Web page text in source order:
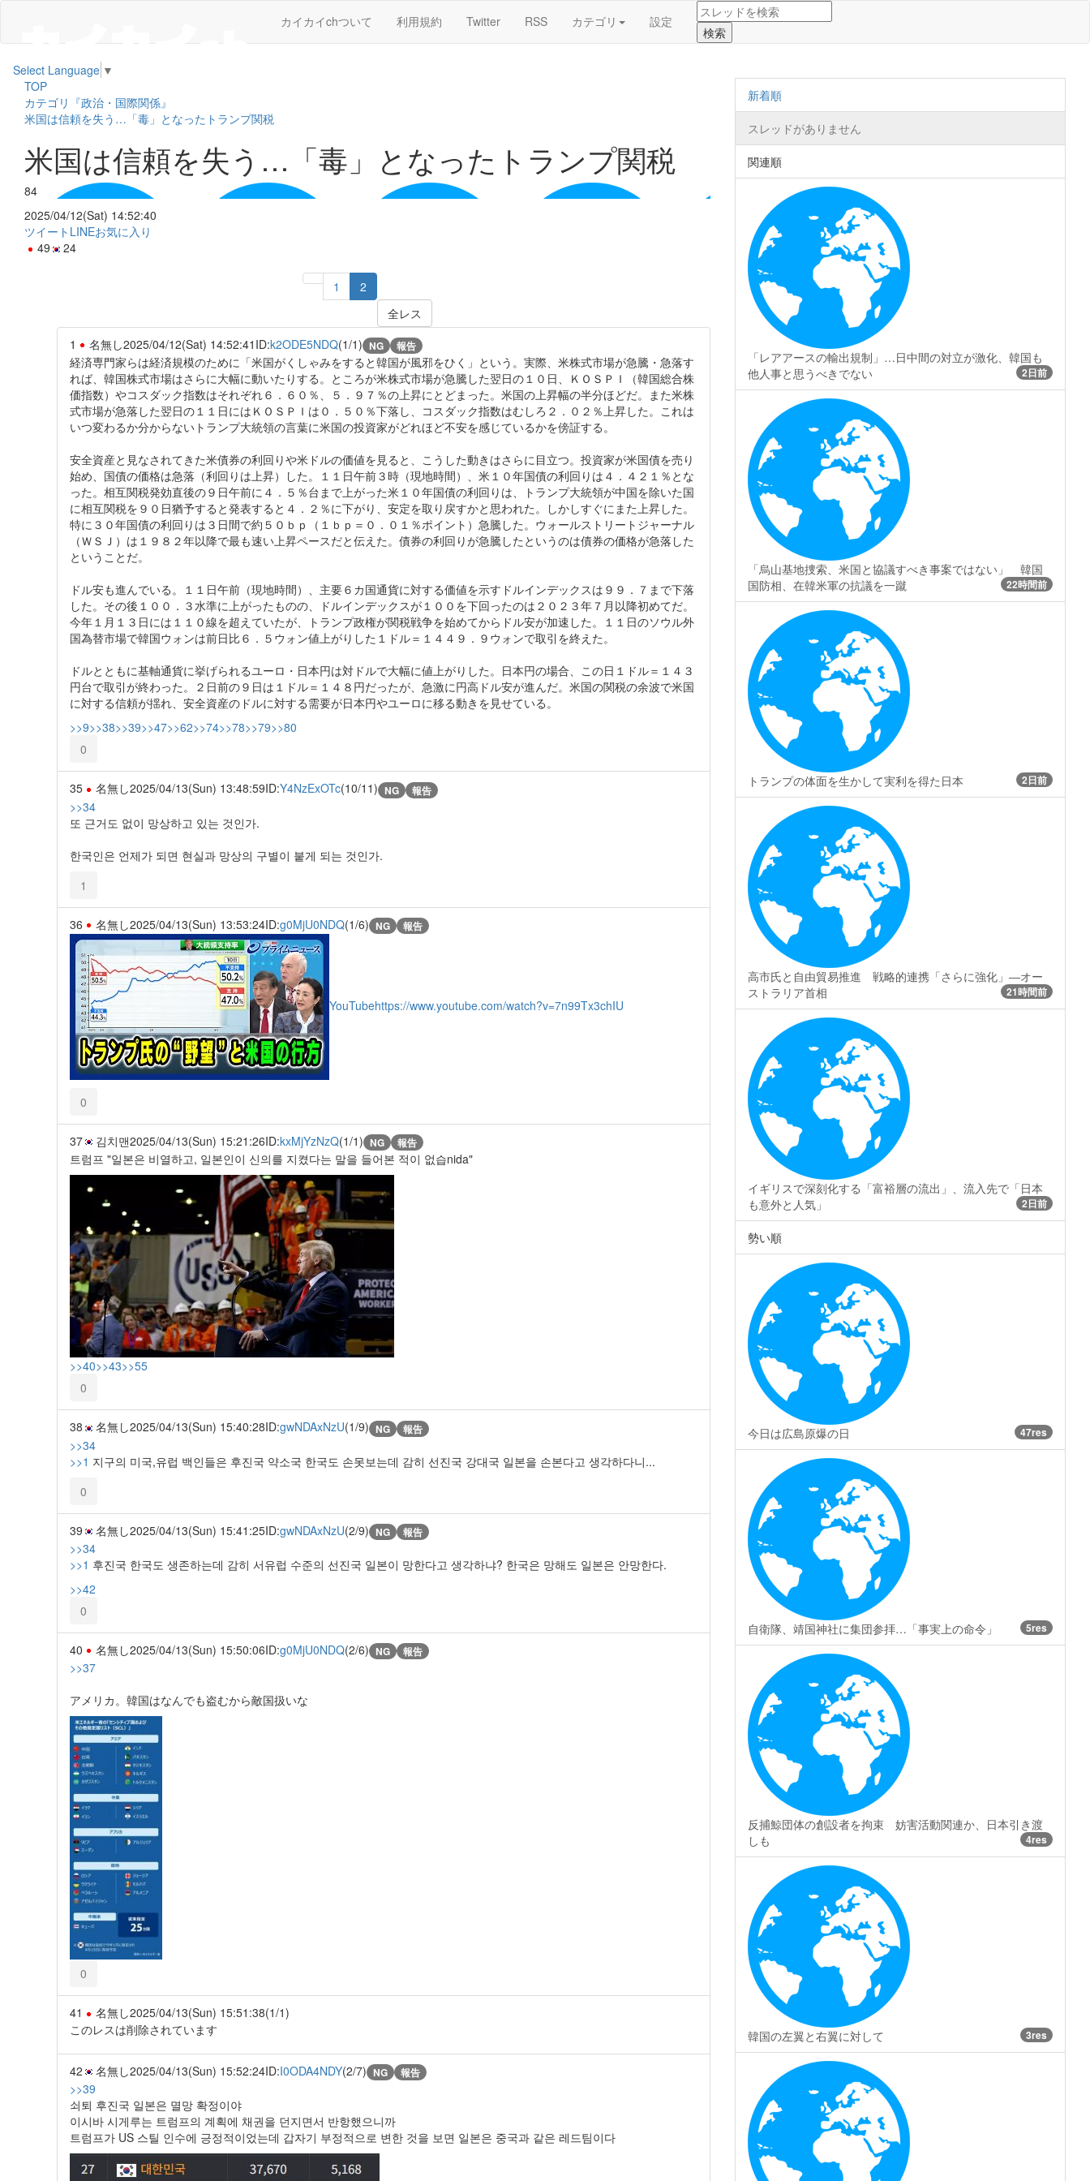
カイカイchついて 利用規約 Twitter RSS カテゴリ 設定
Select Language ▼
TOP
カテゴリ『政治・国際関係』
米国は信頼を失う…「毒」となったトランプ関税
米国は信頼を失う…「毒」となったトランプ関税
84
2025/04/12(Sat) 14:52:40
ツイート LINEお気に入り
49
24
1
2
全レス
1
名無し2025/04/12(Sat) 14:52:41 ID:k2ODE5NDQ(1/1) NG 報告
経済専門家らは経済規模のために「米国がくしゃみをすると韓国が風邪をひく」という。実際、米株式市場が急騰・急落す
れば、韓国株式市場はさらに大幅に動いたりする。ところが米株式市場が急騰した翌日の１０日、ＫＯＳＰＩ（韓国総合株
価指数）やコスダック指数はそれぞれ６．６０％、５．９７％の上昇にとどまった。米国の上昇幅の半分ほどだ。また米株
式市場が急落した翌日の１１日にはＫＯＳＰＩは０．５０％下落し、コスダック指数はむしろ２．０２％上昇した。これは
いつ変わるか分からないトランプ大統領の言葉に米国の投資家がどれほど不安を感じているかを傍証する。
安全資産と見なされてきた米債券の利回りや米ドルの価値を見ると、こうした動きはさらに目立つ。投資家が米国債を売り
始め、国債の価格は急落（利回りは上昇）した。１１日午前３時（現地時間）、米１０年国債の利回りは４．４２１％とな
った。相互関税発効直後の９日午前に４．５％台まで上がった米１０年国債の利回りは、トランプ大統領が中国を除いた国
に相互関税を９０日猶予すると発表すると４．２％に下がり、安定を取り戻すかと思われた。しかしすぐにまた上昇した。
特に３０年国債の利回りは３日間で約５０ｂｐ（１ｂｐ＝０．０１％ポイント）急騰した。ウォールストリートジャーナル
（ＷＳＪ）は１９８２年以降で最も速い上昇ペースだと伝えた。債券の利回りが急騰したというのは債券の価格が急落した
ということだ。
ドル安も進んでいる。１１日午前（現地時間）、主要６カ国通貨に対する価値を示すドルインデックスは９９．７まで下落
した。その後１００．３水準に上がったものの、ドルインデックスが１００を下回ったのは２０２３年７月以降初めてだ。
今年１月１３日には１１０線を超えていたが、トランプ政権が関税戦争を始めてからドル安が加速した。１１日のソウル外
国為替市場で韓国ウォンは前日比６．５ウォン値上がりした１ドル＝１４４９．９ウォンで取引を終えた。
ドルとともに基軸通貨に挙げられるユーロ・日本円は対ドルで大幅に値上がりした。日本円の場合、この日１ドル＝１４３
円台で取引が終わった。２日前の９日は１ドル＝１４８円だったが、急激に円高ドル安が進んだ。米国の関税の余波で米国
に対する信頼が揺れ、安全資産のドルに対する需要が日本円やユーロに移る動きを見せている。
>>9>>38>>39>>47>>62>>74>>78>>79>>80
0
35 名無し2025/04/13(Sun) 13:48:59ID:Y4NzExOTc(10/11) NG 報告
>>34
또 근거도 없이 망상하고 있는 것인가.
한국인은 언제가 되면 현실과 망상의 구별이 붙게 되는 것인가.
1
36 名無し2025/04/13(Sun) 13:53:24ID:g0MjU0NDQ(1/6) NG 報告
YouTubehttps://www.youtube.com/watch?v=7n99Tx3chIU
0
37 김치맨2025/04/13(Sun) 15:21:26ID:kxMjYzNzQ(1/1) NG 報告
트럼프 "일본은 비열하고, 일본인이 신의를 지켰다는 말을 들어본 적이 없습nida"
>>40>>43>>55
0
38 名無し2025/04/13(Sun) 15:40:28ID:gwNDAxNzU(1/9) NG 報告
>>34
>>1 지구의 미국,유럽 백인들은 후진국 약소국 한국도 손못보는데 감히 선진국 강대국 일본을 손본다고 생각하다니...
0
39 名無し2025/04/13(Sun) 15:41:25ID:gwNDAxNzU(2/9) NG 報告
>>34
>>1 후진국 한국도 생존하는데 감히 서유럽 수준의 선진국 일본이 망한다고 생각하냐? 한국은 망해도 일본은 안망한다.
>>42
0
40 名無し2025/04/13(Sun) 15:50:06ID:g0MjU0NDQ(2/6) NG 報告
>>37
アメリカ。韓国はなんでも盗むから敵国扱いな
0
41 名無し2025/04/13(Sun) 15:51:38(1/1)
このレスは削除されています
42 名無し2025/04/13(Sun) 15:52:24ID:I0ODA4NDY(2/7) NG 報告
>>39
쇠퇴 후진국 일본은 멸망 확정이야
이시바 시게루는 트럼프의 계획에 채권을 던지면서 반항했으니까
트럼프가 US 스틸 인수에 긍정적이었는데 갑자기 부정적으로 변한 것을 보면 일본은 중국과 같은 레드팀이다
新着順
スレッドがありません
関連順
「レアアースの輸出規制」…日中間の対立が激化、韓国も
他人事と思うべきでない
2日前
「烏山基地捜索、米国と協議すべき事案ではない」 韓国
国防相、在韓米軍の抗議を一蹴
22時間前
トランプの体面を生かして実利を得た日本 2日前
高市氏と自由貿易推進 戦略的連携「さらに強化」―オー
ストラリア首相
21時間前
イギリスで深刻化する「富裕層の流出」、流入先で「日本
も意外と人気」
2日前
勢い順
今日は広島原爆の日 47res
自衛隊、靖国神社に集団参拝…「事実上の命令」 5res
反捕鯨団体の創設者を拘束 妨害活動関連か、日本引き渡
しも
4res
韓国の左翼と右翼に対して 3res